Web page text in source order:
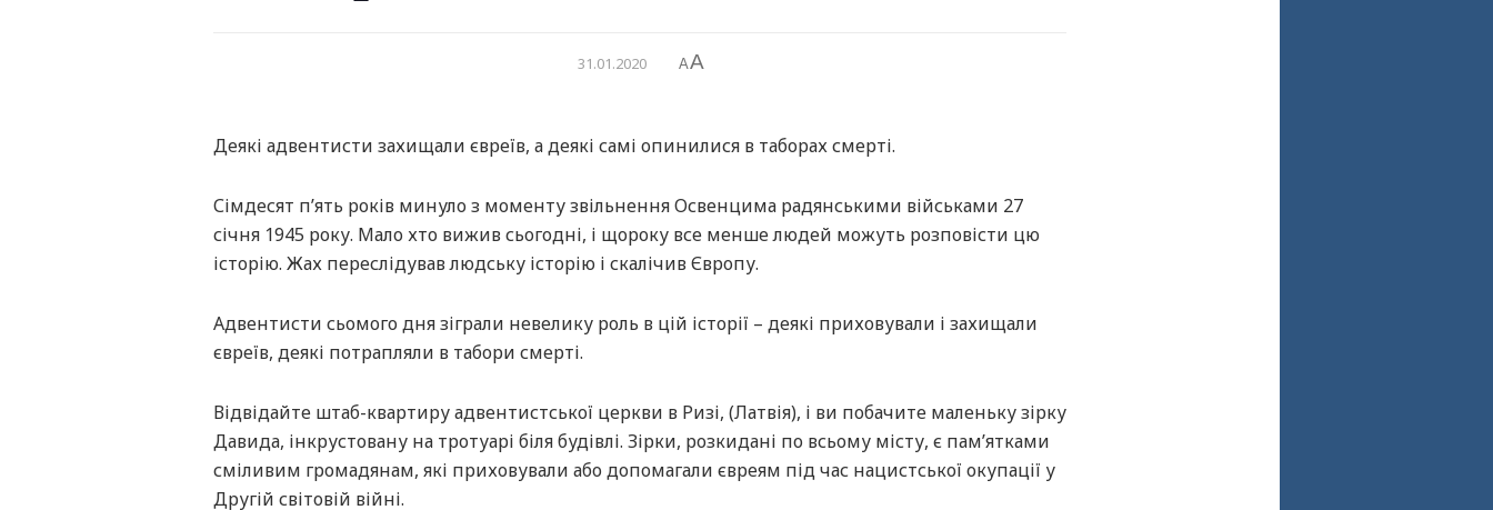
31.01.2020 AA
Деякі адвентисти захищали євреїв, а деякі самі опинилися в таборах смерті.
Сімдесят п’ять років минуло з моменту звільнення Освенцима радянськими військами 27
січня 1945 року. Мало хто вижив сьогодні, і щороку все менше людей можуть розповісти цю
історію. Жах переслідував людську історію і скалічив Європу.
Адвентисти сьомого дня зіграли невелику роль в цій історії – деякі приховували і захищали
євреїв, деякі потрапляли в табори смерті.
Відвідайте штаб-квартиру адвентистської церкви в Ризі, (Латвія), і ви побачите маленьку зірку
Давида, інкрустовану на тротуарі біля будівлі. Зірки, розкидані по всьому місту, є пам’ятками
сміливим громадянам, які приховували або допомагали євреям під час нацистської окупації у
Другій світовій війні.